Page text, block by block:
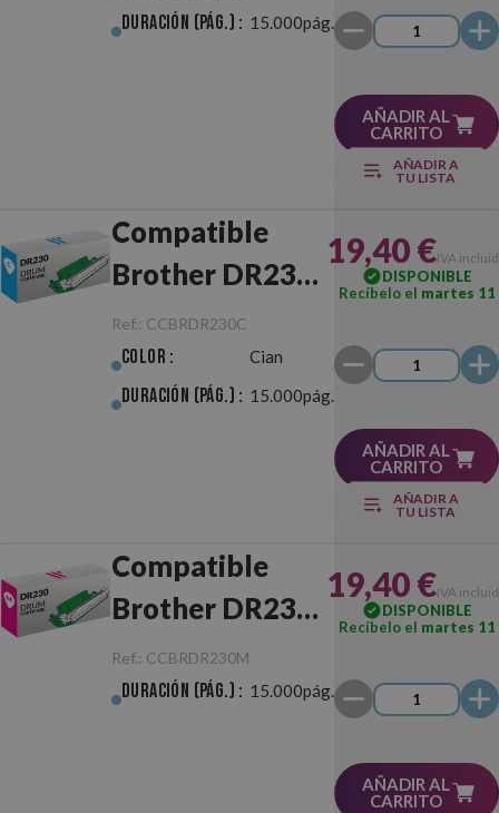
Duración (pág.) : 15.000pág.
AÑADIR AL
CARRITO
AÑADIR A
TU LISTA
Compatible
Brother DR230
Cian Tambor
Ref.: CCBRDR230C
Color : Cian
Duración (pág.) : 15.000pág.
19,40 €IVA
DISPONIBLE
Recíbelo el martes 11
AÑADIR AL
CARRITO
AÑADIR A
TU LISTA
Compatible
Brother DR230
Magenta
Tambor
Ref.: CCBRDR230M
Duración (pág.) : 15.000pág.
19,40 €IVA
DISPONIBLE
Recíbelo el martes 11
AÑADIR AL
CARRITO